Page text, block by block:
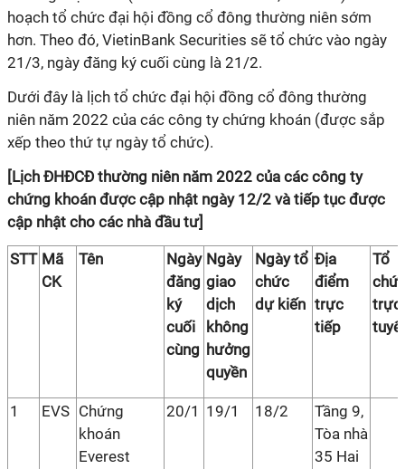
hoạch tổ chức đại hội đồng cổ đông thường niên sớm
hơn. Theo đó, VietinBank Securities sẽ tổ chức vào ngày
21/3, ngày đăng ký cuối cùng là 21/2.
Dưới đây là lịch tổ chức đại hội đồng cổ đông thường
niên năm 2022 của các công ty chứng khoán (được sắp
xếp theo thứ tự ngày tổ chức).
[Lịch ĐHĐCĐ thường niên năm 2022 của các công ty
chứng khoán được cập nhật ngày 12/2 và tiếp tục được
cập nhật cho các nhà đầu tư]
STT Mã
CK
Tên
Ngày
đăng
ký
cuối
cùng
Ngày
giao
dịch
không
hưởng
quyền
Ngày tổ
chức
dự kiến
Địa
điểm
trực
tiếp
Tổ
trực
1 EVS Chứng
khoán
Everest
20/1 19/1 18/2
Tầng 9,
Tòa nhà
35 Hai